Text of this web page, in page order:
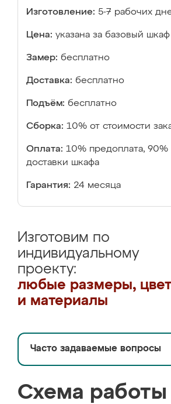
Изготовление: 5-7 рабочих
Цена: указана за базовый шкаф
Замер: бесплатно
Доставка: бесплатно
Подъём: бесплатно
Сборка: 10% от стоимости
Оплата: 10% предоплата, 90%
доставки шкафа
Гарантия: 24 месяца
Изготовим по
индивидуальному
проекту:
любые размеры,
и материалы
Часто задаваемые вопросы
Схема работы